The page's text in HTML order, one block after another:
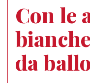
Con le
da ballo